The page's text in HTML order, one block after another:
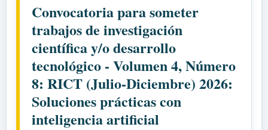
Convocatoria para someter
trabajos de investigación
científica y/o desarrollo
tecnológico - Volumen 4, Número
8: RICT (Julio-Diciembre) 2026:
Soluciones prácticas con
inteligencia artificial